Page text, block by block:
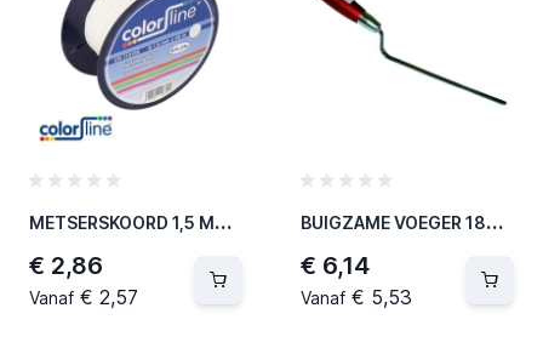
M
ETSERSKOORD 1,5 MM X 50 M - NYLON - WIT (5 PER OVERDOOS)
€ 2,86
Vanaf € 2,57
B
UIGZAME VOEGER 180 X 6 X 1,5 MM (2 PER OVERDOOS)
€ 6,14
Vanaf € 5,53